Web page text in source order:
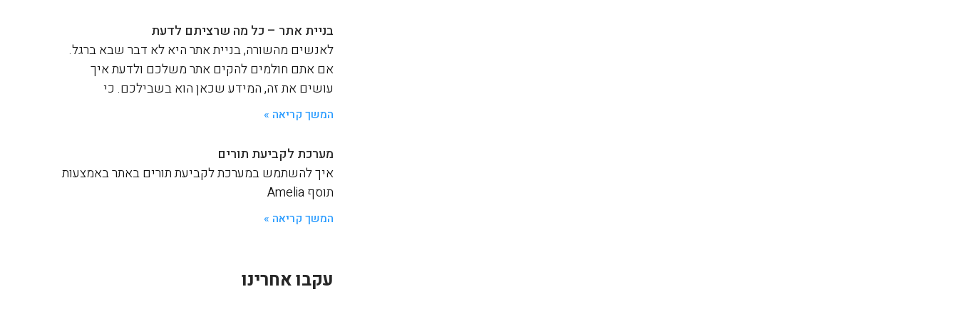
בניית אתר – כל מה שרציתם לדעת
לאנשים מהשורה, בניית אתר היא לא דבר שבא ברגל.
אם אתם חולמים להקים אתר משלכם ולדעת איך
עושים את זה, המידע שכאן הוא בשבילכם. כי
המשך קריאה »
מערכת לקביעת תורים
איך להשתמש במערכת לקביעת תורים באתר באמצעות
תוסף Amelia
המשך קריאה »
עקבו אחרינו